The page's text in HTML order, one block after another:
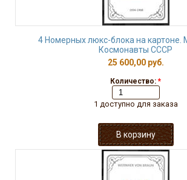
4 Номерных люкс-блока на картоне.
Космонавты СССР
25 600,00 руб.
Количество: *
1 доступно для заказа